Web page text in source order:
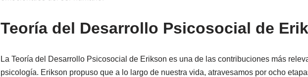
Teoría del Desarrollo Psicosocial de
La Teoría del Desarrollo Psicosocial de Erikson es una de las contribuciones más
psicología. Erikson propuso que a lo largo de nuestra vida, atravesamos por ocho